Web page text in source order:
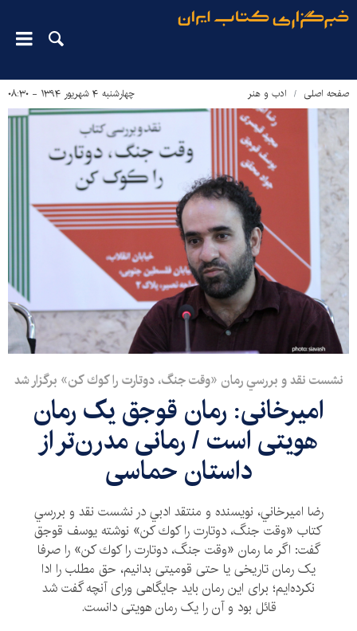
صفحه اصلی ادب و هنر چهارشنبه ۴ شهریور ۱۳۹۴ - ۰۸:۳۰
نشست نقد و بررسي رمان «وقت جنگ، دوتارت را كوك كن» برگزار شد
اميرخانی: رمان قوجق یک رمان
هویتی است / رمانی مدرن‌تر از
داستان حماسی
رضا اميرخاني، نويسنده و منتقد ادبي در نشست نقد و بررسي
كتاب «وقت جنگ، دوتارت را كوك كن» نوشته يوسف قوجق
گفت: اگر ما رمان «وقت جنگ، دوتارت را كوك كن» را صرفا
یک رمان تاریخی یا حتی قومیتی بدانیم، حق مطلب را ادا
نکرده‌ایم؛ برای این رمان باید جایگاهی ورای آنچه گفت شد
قائل بود و آن را یک رمان هویتی دانست.